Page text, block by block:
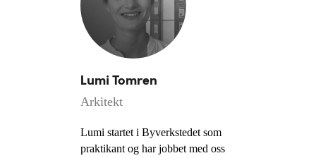
Lumi Tomren
Arkitekt
Lumi startet i Byverkstedet som
praktikant og har jobbet med oss